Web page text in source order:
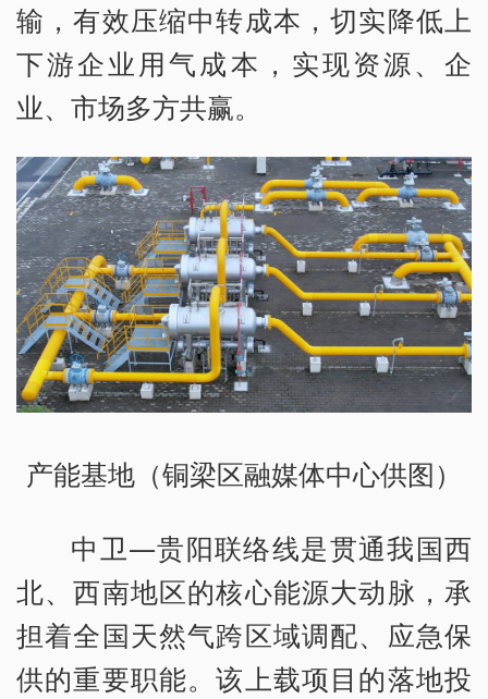
输，有效压缩中转成本，切实降低上
下游企业用气成本，实现资源、企
业、市场多方共赢。
产能基地（铜梁区融媒体中心供图）
中卫—贵阳联络线是贯通我国西
北、西南地区的核心能源大动脉，承
担着全国天然气跨区域调配、应急保
供的重要职能。该上载项目的落地投